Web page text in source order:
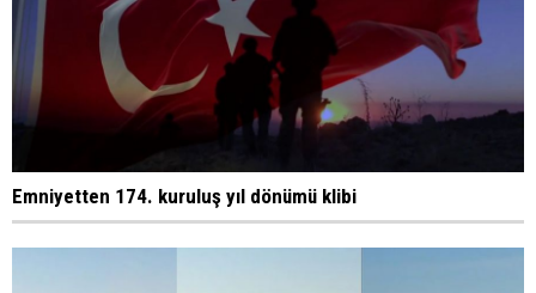
Emniyetten 174. kuruluş yıl dönümü klibi